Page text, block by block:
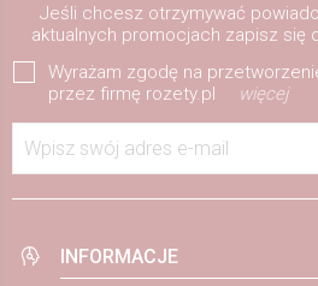
Jeśli chcesz otrzymywać
aktualnych promocjach zapisz się
Wyrażam zgodę na
przez firmę rozety.pl
więcej
Wpisz swój adres e-mail
INFORMACJE